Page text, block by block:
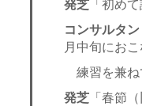
発芝 「初め
コンサルタン
月中旬におこ
練習を兼ね
発芝 「春節